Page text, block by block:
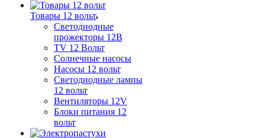
Товары 12 вольт
Светодиодные
прожекторы 12В
TV 12 Вольт
Солнечные насосы
Насосы 12 вольт
Светодиодные лампы
12 вольт
Вентиляторы 12V
Блоки питания 12
вольт